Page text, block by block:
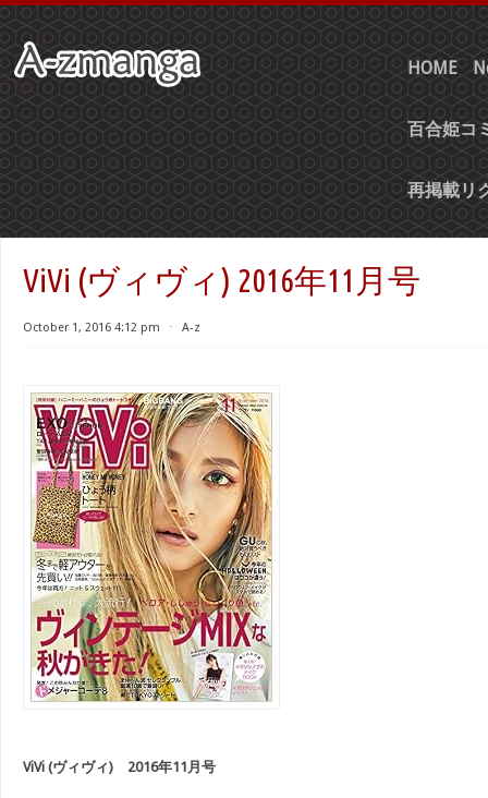
HOME
百合姫コ
再掲載リ
ViVi (ヴィヴィ) 2016年11月号
October 1, 2016 4:12 pm ⋅ A-z
ViVi (ヴィヴィ) 2016年11月号